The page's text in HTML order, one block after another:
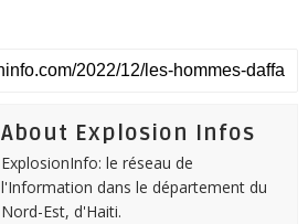
About Explosion Infos
ExplosionInfo: le réseau de
l'Information dans le département du
Nord-Est, d'Haiti.